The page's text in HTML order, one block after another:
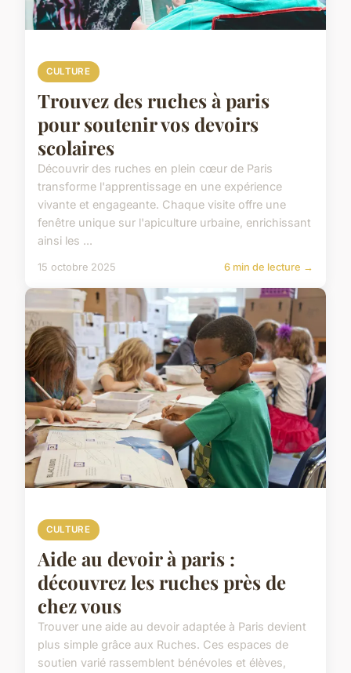
CULTURE
Trouvez des ruches à paris
pour soutenir vos devoirs
scolaires
Découvrir des ruches en plein cœur de Paris
transforme l'apprentissage en une expérience
vivante et engageante. Chaque visite offre une
fenêtre unique sur l'apiculture urbaine, enrichissant
ainsi les ...
15 octobre 2025 6 min de lecture →
CULTURE
Aide au devoir à paris :
découvrez les ruches près de
chez vous
Trouver une aide au devoir adaptée à Paris devient
plus simple grâce aux Ruches. Ces espaces de
soutien varié rassemblent bénévoles et élèves,